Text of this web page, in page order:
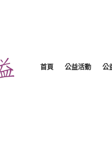
首頁 公益活動 公